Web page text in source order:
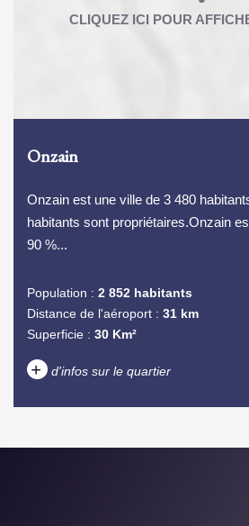
Onzain
Onzain est une ville de 3 480
habitants sont propriétaires.Onzain
90 %...
Population : 2 852 habitants
Distance de l'aéroport : 31 km
Superficie : 30 Km²
+ d'infos sur le quartier